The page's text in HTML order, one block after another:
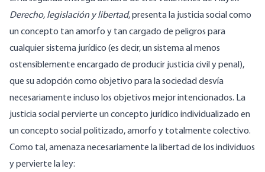
Derecho, legislación y libertad, presenta la justicia social como
un concepto tan amorfo y tan cargado de peligros para
cualquier sistema jurídico (es decir, un sistema al menos
ostensiblemente encargado de producir justicia civil y penal),
que su adopción como objetivo para la sociedad desvía
necesariamente incluso los objetivos mejor intencionados. La
justicia social pervierte un concepto jurídico individualizado en
un concepto social politizado, amorfo y totalmente colectivo.
Como tal, amenaza necesariamente la libertad de los individuos
y pervierte la ley: